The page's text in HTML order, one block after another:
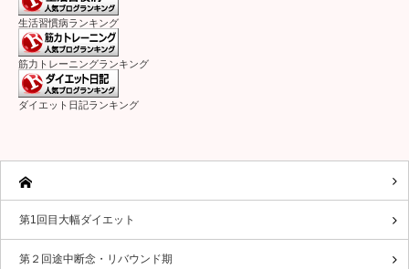
生活習慣病ランキング
筋力トレーニングランキング
ダイエット日記ランキング
第1回目大幅ダイエット
第２回途中断念・リバウンド期